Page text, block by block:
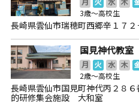
3歳～高校生
長崎県雲仙市瑞穂町西郷辛１７２
国見神代教室
月 火 水 木
2歳～高校生
長崎県雲仙市国見町神代丙２８
的研修集会施設 大和室